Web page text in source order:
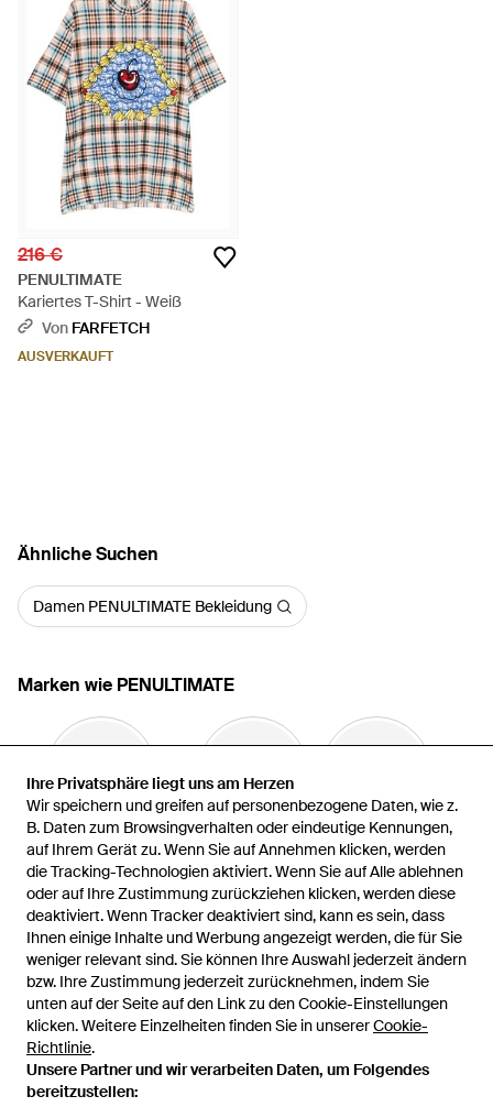
Ihre Privatsphäre liegt uns am Herzen
Wir speichern und greifen auf personenbezogene Daten, wie z.
B. Daten zum Browsingverhalten oder eindeutige Kennungen,
auf Ihrem Gerät zu. Wenn Sie auf Annehmen klicken, werden
die Tracking-Technologien aktiviert. Wenn Sie auf Alle ablehnen
oder auf Ihre Zustimmung zurückziehen klicken, werden diese
deaktiviert. Wenn Tracker deaktiviert sind, kann es sein, dass
Ihnen einige Inhalte und Werbung angezeigt werden, die für Sie
weniger relevant sind. Sie können Ihre Auswahl jederzeit ändern
bzw. Ihre Zustimmung jederzeit zurücknehmen, indem Sie
unten auf der Seite auf den Link zu den Cookie-Einstellungen
klicken. Weitere Einzelheiten finden Sie in unsererCookie-
Richtlinie.
Unsere Partner und wir verarbeiten Daten, um Folgendes
bereitzustellen:
Ihre Privatsphäre liegt uns am Herzen
Wir speichern und greifen auf personenbezogene Daten, wie z.
B. Daten zum Browsingverhalten oder eindeutige Kennungen,
auf Ihrem Gerät zu. Wenn Sie auf Annehmen klicken, werden
die Tracking-Technologien aktiviert. Wenn Sie auf Alle ablehnen
oder auf Ihre Zustimmung zurückziehen klicken, werden diese
deaktiviert. Wenn Tracker deaktiviert sind, kann es sein, dass
Ihnen einige Inhalte und Werbung angezeigt werden, die für Sie
weniger relevant sind. Sie können Ihre Auswahl jederzeit ändern
bzw. Ihre Zustimmung jederzeit zurücknehmen, indem Sie
unten auf der Seite auf den Link zu den Cookie-Einstellungen
klicken. Weitere Einzelheiten finden Sie in unsererCookie-
Richtlinie.
Unsere Partner und wir verarbeiten Daten, um Folgendes
bereitzustellen:
216 €
PENULTIMATE
Kariertes T-Shirt - Weiß
Von FARFETCH
AUSVERKAUFT
Ähnliche Suchen
Damen PENULTIMATE Bekleidung
Marken wie PENULTIMATE
Pedro Del Hierro Madrid CFCL Nonnative
BROKEN PLANET JNBY Holzweiler
Mehr anzeigen